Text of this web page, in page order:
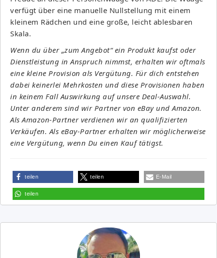
verfügt über eine manuelle Nullstellung mit einem
kleinem Rädchen und eine große, leicht ablesbaren
Skala.
Wenn du über „zum Angebot“ ein Produkt kaufst oder
Dienstleistung in Anspruch nimmst, erhalten wir oftmals
eine kleine Provision als Vergütung. Für dich entstehen
dabei keinerlei Mehrkosten und diese Provisionen haben
in keinem Fall Auswirkung auf unsere Deal-Auswahl.
Unter anderem sind wir Partner von eBay und Amazon.
Als Amazon-Partner verdienen wir an qualifizierten
Verkäufen. Als eBay-Partner erhalten wir möglicherweise
eine Vergütung, wenn Du einen Kauf tätigst.
teilen teilen E-Mail
teilen